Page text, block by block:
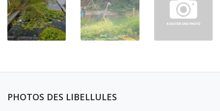
PHOTOS DES LIBELLULES